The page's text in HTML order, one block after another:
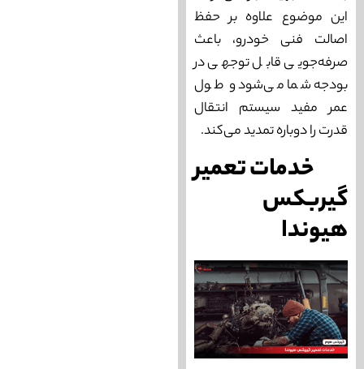
این موضوع علاوه بر حفظ
اصالت فنی خودرو، باعث
صرفه‌جویی قابل توجهی در
بودجه شما می‌شود و طول
عمر مفید سیستم انتقال
قدرت را دوباره تمدید می‌کند.
خدمات تعمیر
گیربکس
هیوندا